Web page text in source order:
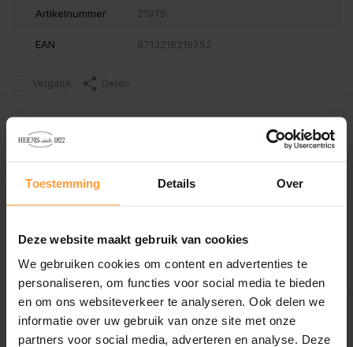
Toestemming Details Over
Deze website maakt gebruik van cookies
We gebruiken cookies om content en advertenties te
personaliseren, om functies voor social media te bieden
en om ons websiteverkeer te analyseren. Ook delen we
informatie over uw gebruik van onze site met onze
partners voor social media, adverteren en analyse. Deze
Artikelnummer 21975
EAN 8713218219752
Vergelijk Delen
Reviews
0/ Based on 0 reviews
Recent bekeken